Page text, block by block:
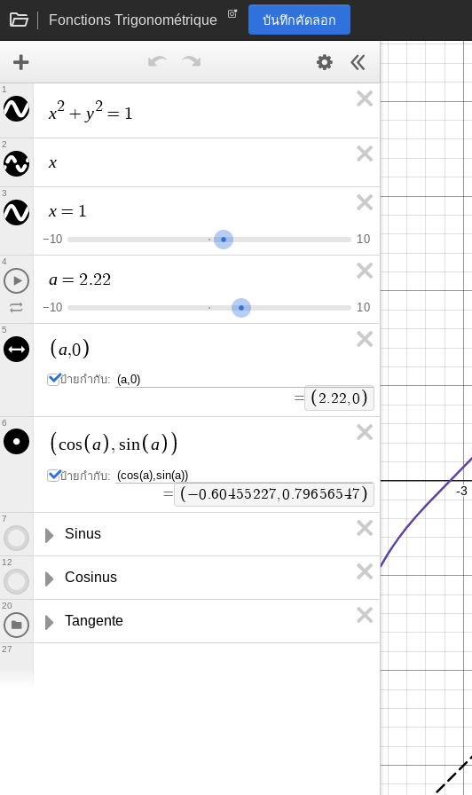
Fonctions Trigonométrique บันทึกคัดลอก
x2 + y2 = 1
1
x
2
x = 1
−10 10
3
a = 2.22
−10 10
4
a,0
ป้ายกำกับ:
= 2.22,0
5
cos a , sin a
ป้ายกำกับ:
= −0.60455227,0.79656547
6
Sinus
7
Cosinus
12
Tangente
20
27